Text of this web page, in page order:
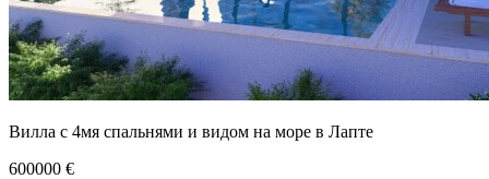
Вилла с 4мя спальнями и видом на море в Лапте
600000 €